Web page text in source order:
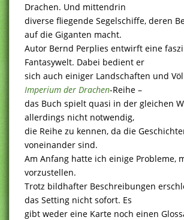
Drachen. Und mittendrin
diverse fliegende Segelschiffe, deren
auf die Giganten macht.
Autor Bernd Perplies entwirft eine
Fantasywelt. Dabei bedient er
sich auch einiger Landschaften und
Imperium der Drachen-Reihe –
das Buch spielt quasi in der gleichen
allerdings nicht notwendig,
die Reihe zu kennen, da die
voneinander sind.
Am Anfang hatte ich einige Probleme,
vorzustellen.
Trotz bildhafter Beschreibungen
das Setting nicht sofort. Es
gibt weder eine Karte noch einen